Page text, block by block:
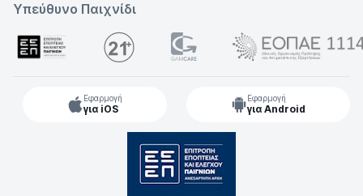
Υπεύθυνο Παιχνίδι
Εφαρμογή
για iOS
Εφαρμογή
για Android